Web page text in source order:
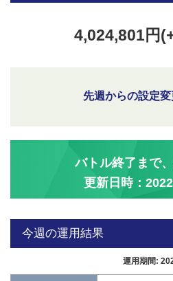
4,024,801円
先週からの設定変
バトル終了まで
更新日時：
今週の運用結果
運用期間: